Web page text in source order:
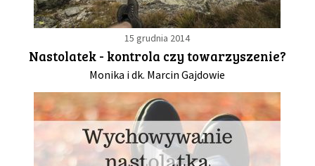
15 grudnia 2014
Nastolatek - kontrola czy towarzyszenie?
Monika i dk. Marcin Gajdowie